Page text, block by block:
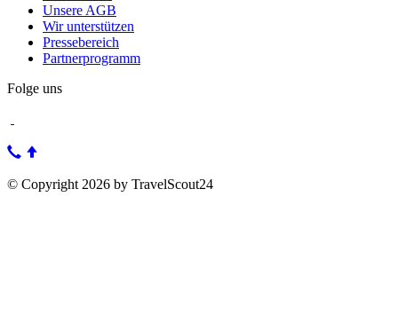
Unsere AGB
Wir unterstützen
Pressebereich
Partnerprogramm
Folge uns
© Copyright 2026 by TravelScout24